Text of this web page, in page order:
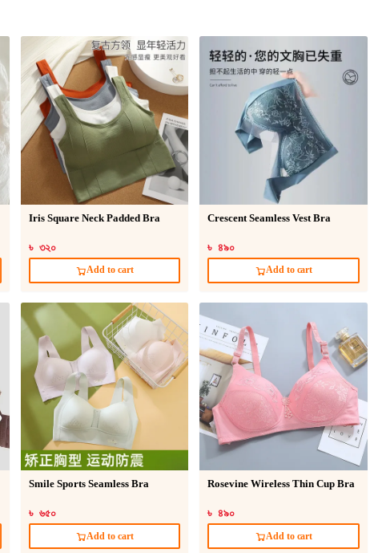
Iris Square Neck Padded Bra
৳ ৩২০
Add to cart
Crescent Seamless Vest Bra
৳ ৪৯০
Add to cart
Smile Sports Seamless Bra
৳ ৬৫০
Add to cart
Rosevine Wireless Thin Cup Bra
৳ ৪৯০
Add to cart